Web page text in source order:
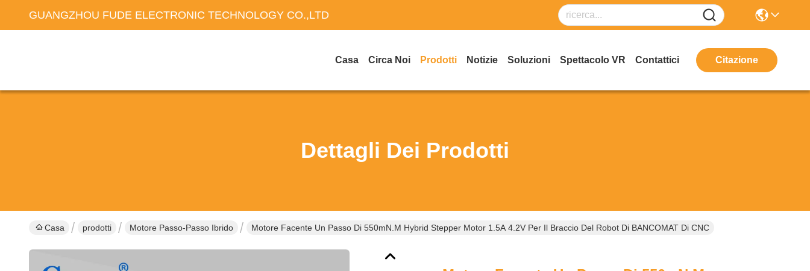
GUANGZHOU FUDE ELECTRONIC TECHNOLOGY CO.,LTD
Casa Circa Noi Prodotti Notizie Soluzioni Spettacolo VR Contattici Citazione
Dettagli Dei Prodotti
Casa prodotti Motore Passo-Passo Ibrido Motore Facente Un Passo Di 550mN.M Hybrid Stepper Motor 1.5A 4.2V Per Il Braccio Del Robot Di BANCOMAT Di CNC